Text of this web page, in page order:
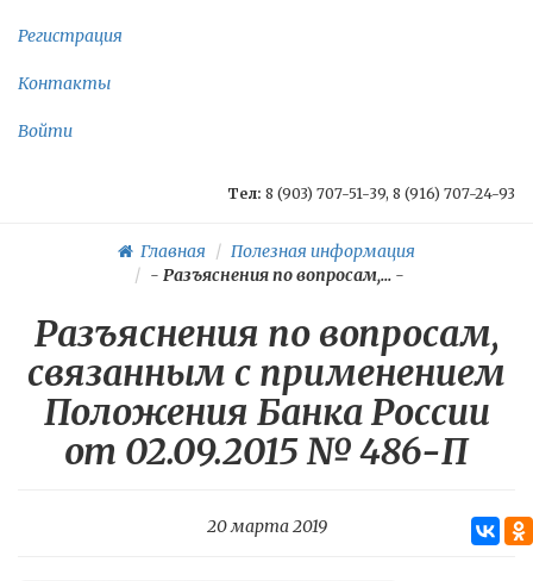
Регистрация
Контакты
Войти
Тел: 8 (903) 707-51-39, 8 (916) 707-24-93
Главная
Полезная информация
- Разъяснения по вопросам,... -
Разъяснения по вопросам,
связанным с применением
Положения Банка России
от 02.09.2015 № 486-П
20 марта 2019